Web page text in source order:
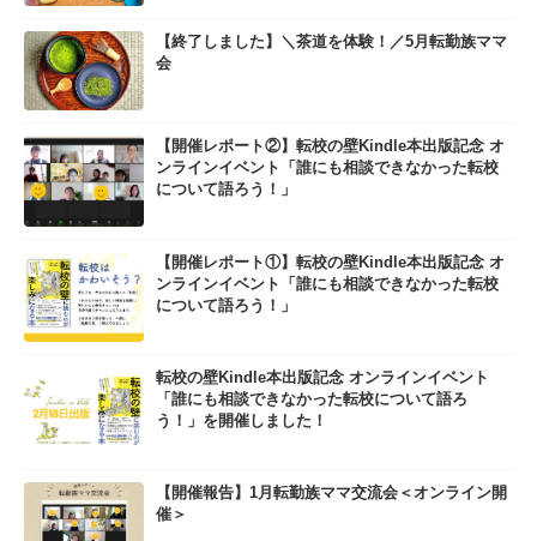
【終了しました】＼茶道を体験！／5月転勤族ママ
会
【開催レポート②】転校の壁Kindle本出版記念 オ
ンラインイベント「誰にも相談できなかった転校
について語ろう！」
【開催レポート①】転校の壁Kindle本出版記念 オ
ンラインイベント「誰にも相談できなかった転校
について語ろう！」
転校の壁Kindle本出版記念 オンラインイベント
「誰にも相談できなかった転校について語ろ
う！」を開催しました！
【開催報告】1月転勤族ママ交流会＜オンライン開
催＞